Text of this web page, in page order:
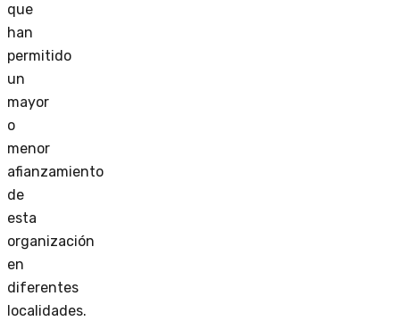
que
han
permitido
un
mayor
o
menor
afianzamiento
de
esta
organización
en
diferentes
localidades.